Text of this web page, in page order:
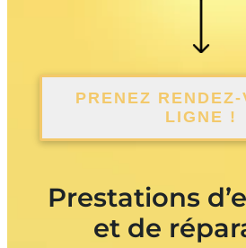
PRENEZ RENDEZ-
LIGNE !
Prestations
et de